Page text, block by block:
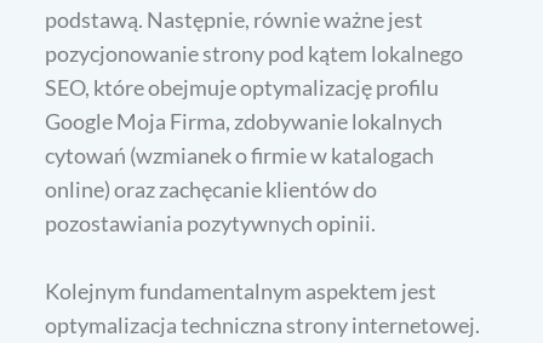
podstawą. Następnie, równie ważne jest
pozycjonowanie strony pod kątem lokalnego
SEO, które obejmuje optymalizację profilu
Google Moja Firma, zdobywanie lokalnych
cytowań (wzmianek o firmie w katalogach
online) oraz zachęcanie klientów do
pozostawiania pozytywnych opinii.
Kolejnym fundamentalnym aspektem jest
optymalizacja techniczna strony internetowej.